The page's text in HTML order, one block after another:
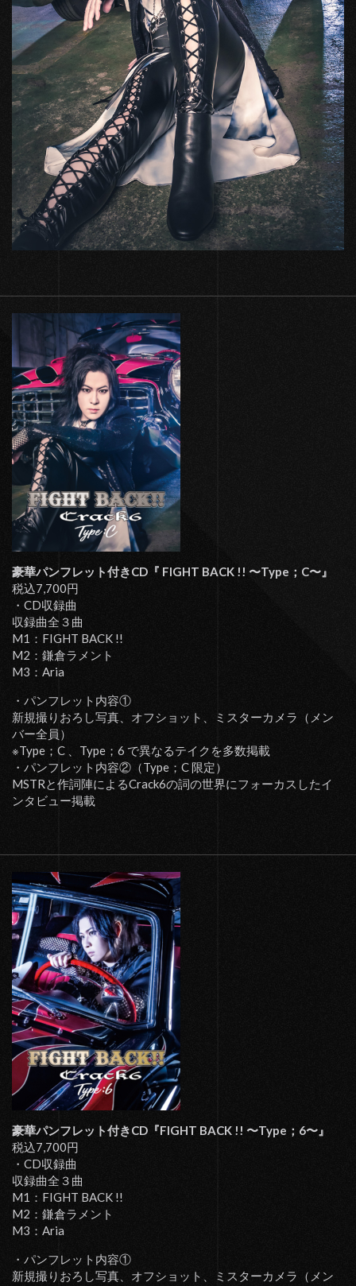
豪華パンフレット付きCD『 FIGHT BACK !! 〜Type；C〜』
税込7,700円
・CD収録曲
収録曲全３曲
M1：FIGHT BACK !!
M2：鎌倉ラメント
M3：Aria
・パンフレット内容①
新規撮りおろし写真、オフショット、ミスターカメラ（メン
バー全員）
※Type；C 、Type；6 で異なるテイクを多数掲載
・パンフレット内容②（Type；C 限定）
MSTRと作詞陣によるCrack6の詞の世界にフォーカスしたイ
ンタビュー掲載
豪華パンフレット付きCD『FIGHT BACK !! 〜Type；6〜』
税込7,700円
・CD収録曲
収録曲全３曲
M1：FIGHT BACK !!
M2：鎌倉ラメント
M3：Aria
・パンフレット内容①
新規撮りおろし写真、オフショット、ミスターカメラ（メン